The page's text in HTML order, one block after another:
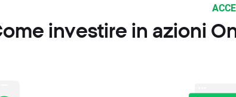
investire in azioni